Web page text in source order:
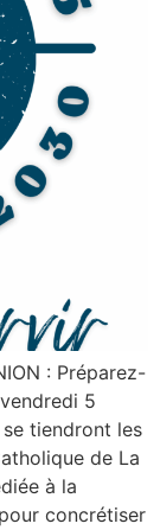
: Préparez-
5
tiendront les
de La
à la
concrétiser